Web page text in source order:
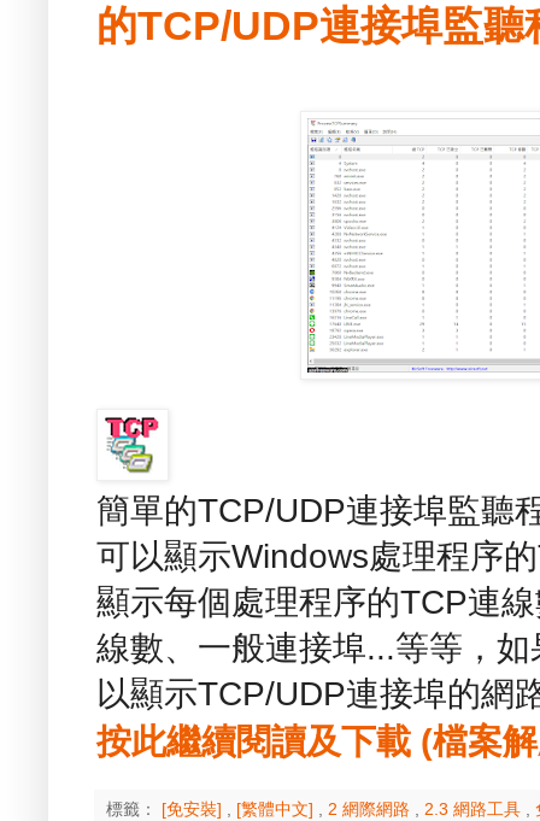
的TCP/UDP連接埠監聽
簡單的TCP/UDP連接埠監聽
可以顯示Windows處理程序
顯示每個處理程序的TCP連
線數、一般連接埠...等等，
以顯示TCP/UDP連接埠的網
按此繼續閱讀及下載 (檔案
標籤： [免安裝] [繁體中文] 2 網際網路 2.3 網路工具